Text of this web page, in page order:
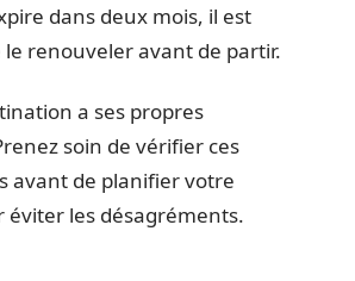
dans deux mois, il est
renouveler avant de partir.
a ses propres
soin de vérifier ces
avant de planifier votre
éviter les désagréments.